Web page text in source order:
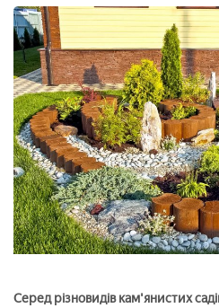
Серед різновидів кам'янистих